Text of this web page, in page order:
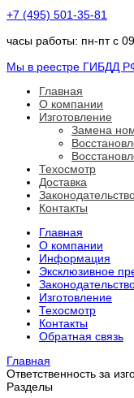
+7 (495) 501-35-81
часы работы: пн-пт с
Мы в реестре ГИБДД
Главная
О компании
Изготовление
Замена
Техосмотр
Доставка
Контакты
Главная
О компании
Информация
Эксклюзивное
Изготовление
Техосмотр
Контакты
Обратная связь
Главная
Ответственность за
Разделы